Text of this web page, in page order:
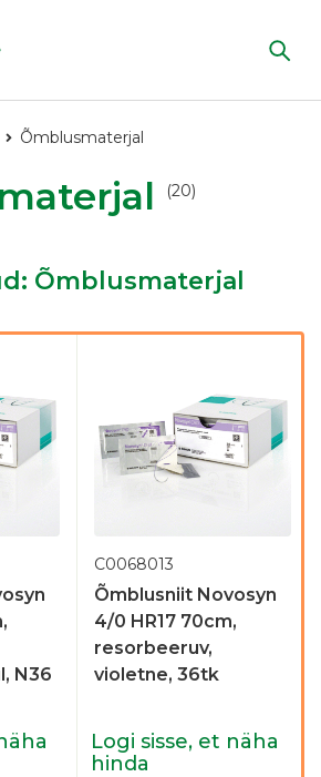
Õmblusmaterjal
(20)
Õmblusmaterjal
N36
C0068013
Õmblusniit Novosyn
4/0 HR17 70cm,
resorbeeruv,
violetne, 36tk
Logi sisse, et näha
hinda